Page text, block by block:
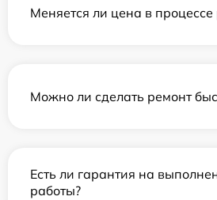
Меняется ли цена в процессе
Можно ли сделать ремонт
Есть ли гарантия на
работы?